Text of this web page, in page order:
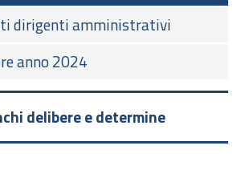
dirigenti amministrativi
anno 2024
delibere e determine